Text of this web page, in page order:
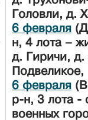
Головли, д.
6 февраля
н, 4 лота –
д. Гиричи,
Подвеликое,
6 февраля
р-н, 3 лота -
военных